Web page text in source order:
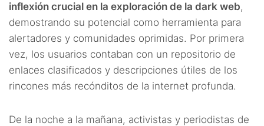
inflexión crucial en la exploración de la dark web,
demostrando su potencial como herramienta para
alertadores y comunidades oprimidas. Por primera
vez, los usuarios contaban con un repositorio de
enlaces clasificados y descripciones útiles de los
rincones más recónditos de la internet profunda.
De la noche a la mañana, activistas y periodistas de